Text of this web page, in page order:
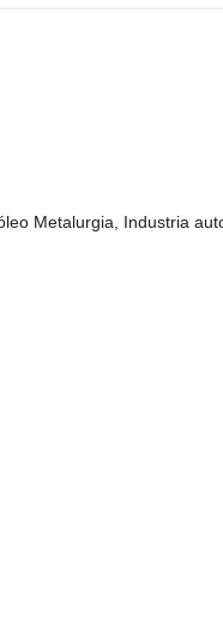
Metalurgia, Industria